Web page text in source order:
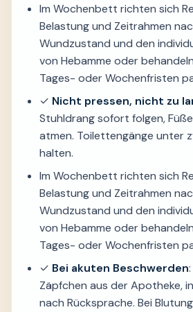
Im Wochenbett richten sich
Belastung und Zeitrahmen
Wundzustand und den
von Hebamme oder
Tages- oder Wochenfristen
✓ Nicht pressen, nicht zu
Stuhldrang sofort folgen,
atmen. Toilettengänge unter
halten.
Im Wochenbett richten sich
Belastung und Zeitrahmen
Wundzustand und den
von Hebamme oder
Tages- oder Wochenfristen
✓ Bei akuten Beschwerden
Zäpfchen aus der Apotheke,
nach Rücksprache. Bei